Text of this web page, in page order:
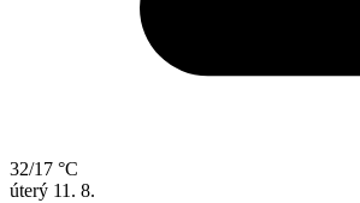
32/17 °C
úterý 11. 8.